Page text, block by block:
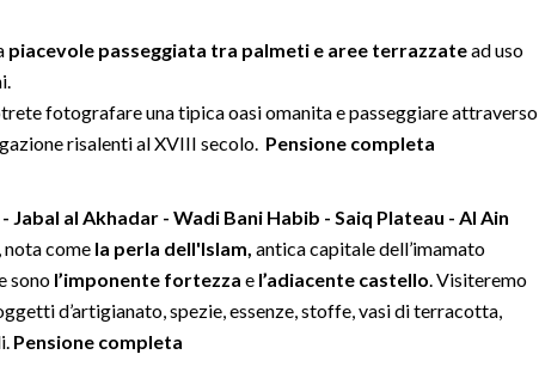
piacevole passeggiata tra palmeti e aree terrazzatead uso
fotografare una tipica oasi omanita e passeggiare attraverso
risalenti al XVIII secolo. Pensione completa
al Akhadar - Wadi Bani Habib - Saiq Plateau - Al Ain
, nota come la perla dell'Islam, antica capitale dell’imamato
sono l’imponente fortezza e l’adiacente castello. Visiteremo
d’artigianato, spezie, essenze, stoffe, vasi di terracotta,
Pensione completa